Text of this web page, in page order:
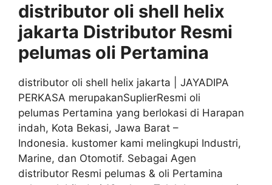
distributor oli shell helix
jakarta Distributor Resmi
pelumas oli Pertamina
distributor oli shell helix jakarta | JAYADIPA
PERKASA merupakanSuplierResmi oli
pelumas Pertamina yang berlokasi di Harapan
indah, Kota Bekasi, Jawa Barat –
Indonesia. kustomer kami melingkupi Industri,
Marine, dan Otomotif. Sebagai Agen
distributor Resmi pelumas & oli Pertamina